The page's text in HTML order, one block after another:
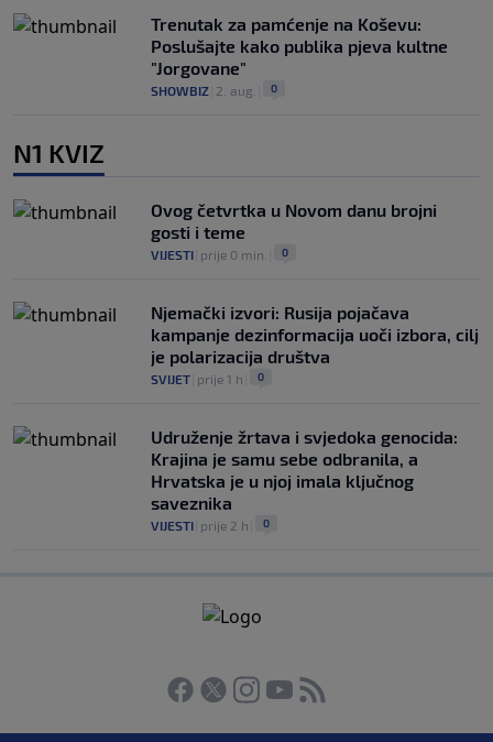
Trenutak za pamćenje na Koševu:
Poslušajte kako publika pjeva kultne
"Jorgovane"
SHOWBIZ 2. aug. 0
N1 KVIZ
Ovog četvrtka u Novom danu brojni
gosti i teme
VIJESTI prije 0 min. 0
Njemački izvori: Rusija pojačava
kampanje dezinformacija uoči izbora, cilj
je polarizacija društva
SVIJET prije 1 h 0
Udruženje žrtava i svjedoka genocida:
Krajina je samu sebe odbranila, a
Hrvatska je u njoj imala ključnog
saveznika
VIJESTI prije 2 h 0